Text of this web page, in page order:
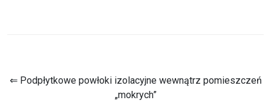
⇐ Podpłytkowe powłoki izolacyjne wewnątrz pomieszczeń
„mokrych”